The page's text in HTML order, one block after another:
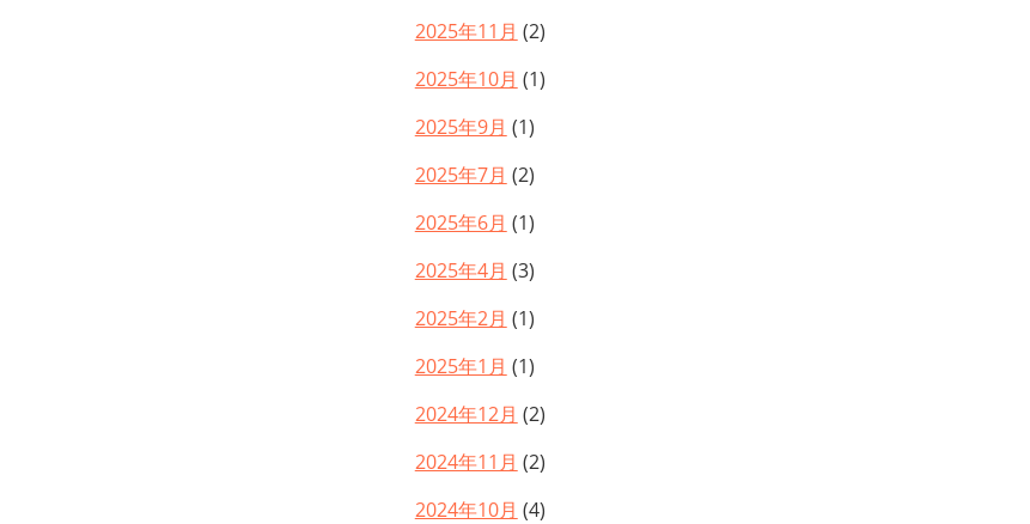
2025年11月 (2)
2025年10月 (1)
2025年9月 (1)
2025年7月 (2)
2025年6月 (1)
2025年4月 (3)
2025年2月 (1)
2025年1月 (1)
2024年12月 (2)
2024年11月 (2)
2024年10月 (4)